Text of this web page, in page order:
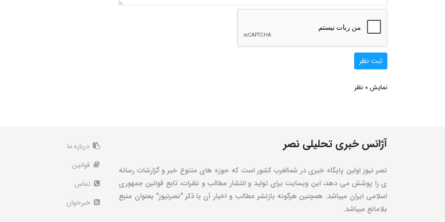
ثبت نظر
نمایش 0 نظر
آژانس خبری تحلیلی نصر
نصر نیوز اولین پایگاه خبری در شمالغرب کشور است که حوزه های متنوع خبر و گزارشات رسانه
ی را پوشش می دهد، این وبسایت برای تولید و انتشار مطالب و نظرات، تابع قوانین جمهوری
اسلامی ایران میباشد. همچنین هرگونه بازنشر مطالب و اخبار آن با ذکر "نصرنیوز" بعنوان منبع
بلامانع میباشد.
درباره ما
قوانین
تماس
خبرخوان